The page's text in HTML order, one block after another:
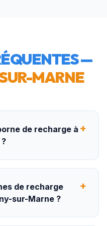
—
MARNE
de recharge à +
de recharge
sur-Marne ?
+